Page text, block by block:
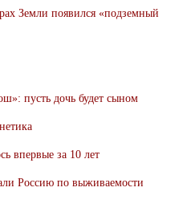
Земли появился «подземный
пусть дочь будет сыном
впервые за 10 лет
Россию по выживаемости